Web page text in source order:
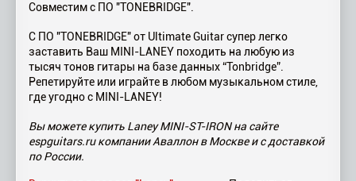
Совместим с ПО "TONEBRIDGE".
С ПО "TONEBRIDGE" от Ultimate Guitar супер легко
заставить Ваш MINI-LANEY походить на любую из
тысяч тонов гитары на базе данных “Tonbridge”.
Репетируйте или играйте в любом музыкальном стиле,
где угодно с MINI-LANEY!
Вы можете купить Laney MINI-ST-IRON на сайте
espguitars.ru компании Аваллон в Москве и с доставкой
по России.